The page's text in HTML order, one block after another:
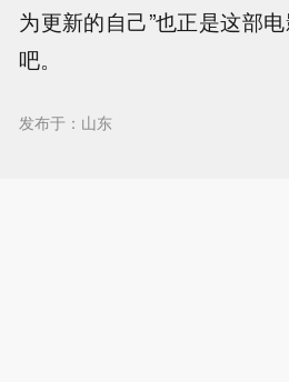
为更新的自己”也正是这部
吧。
发布于：山东